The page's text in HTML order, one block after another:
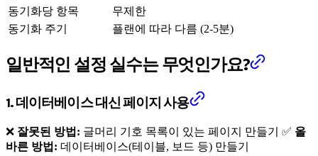
동기화당 항목
무제한
동기화 주기
플랜에 따라 다름 (2-5분)
일반적인 설정 실수는 무엇인가요?
1. 데이터베이스 대신 페이지 사용
❌ 잘못된 방법: 글머리 기호 목록이 있는 페이지 만들기 ✅ 올
바른 방법: 데이터베이스(테이블, 보드 등) 만들기